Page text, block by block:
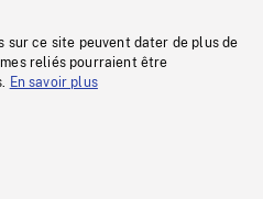
sur ce site peuvent dater de plus de
reliés pourraient être
En savoir plus